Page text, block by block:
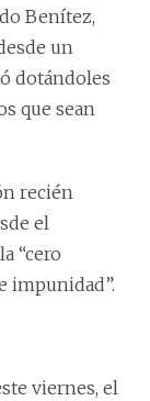
Benítez,
un
dotándoles
que sean
recién
el
“cero
impunidad”.
viernes, el